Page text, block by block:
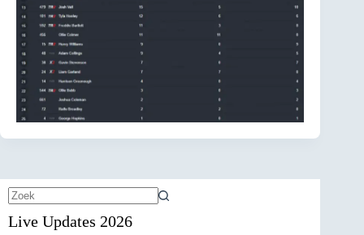
resultaten
Live Updates 2026